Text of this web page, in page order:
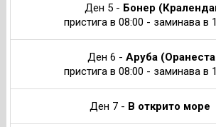
Ден 5 - Бонер
пристига в 08:00 - заминава в
Ден 6 -Аруба
пристига в 08:00 - заминава в
Ден 7 - В открито море